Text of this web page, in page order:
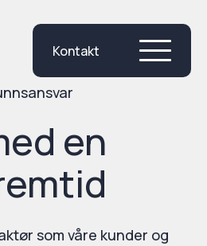
Kontakt
en
som våre kunder og